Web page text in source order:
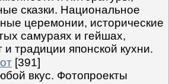
сказки. Национальное
церемонии, исторические
самураях и гейшах,
традиции японской кухни.
[391]
вкус. Фотопроекты